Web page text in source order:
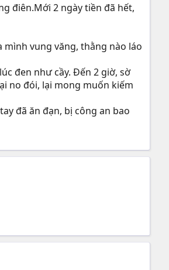
điên.Mới 2 ngày tiền đã hết,
mình vung văng, thằng nào láo
đen như cầy. Đến 2 giờ, sờ
no đói, lại mong muốn kiếm
đã ăn đạn, bị công an bao